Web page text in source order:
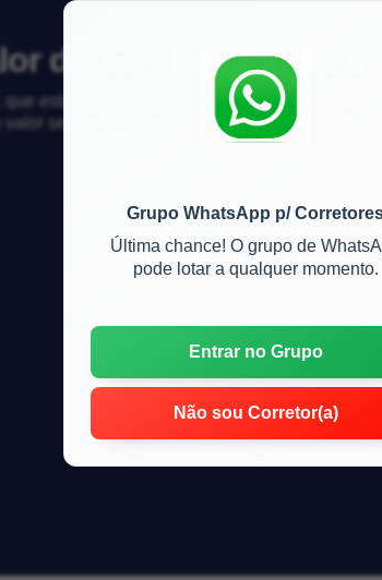
Grupo WhatsApp p/
Última chance! O grupo de
pode lotar a qualquer momento.
Entrar no Grupo
Não sou Corretor(a)
do condomínio de
est&aacute; na planta, o corretor disse
valor ser diferente disso pois achei bem barato.